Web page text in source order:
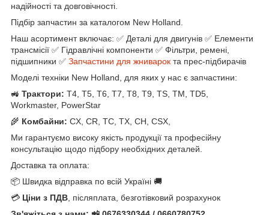
надійності та довговічності.
Підбір запчастин за каталогом New Holland.
Наш асортимент включає: ✅ Деталі для двигунів ✅ Елементи
трансмісії ✅ Гідравлічні компоненти ✅ Фільтри, ремені,
підшипники ✅ Запчастини для жниварок та прес-підбирачів
Моделі техніки New Holland, для яких у нас є запчастини:
🚜 Трактори: T4, T5, T6, T7, T8, T9, TS, TM, TD5,
Workmaster, PowerStar
🌾 Комбайни: CX, CR, TC, TX, CH, CSX,
Ми гарантуємо високу якість продукції та професійну
консультацію щодо підбору необхідних деталей.
Доставка та оплата:
📦 Швидка відправка по всій Україні 🚚
💳 Ціни з ПДВ , післяплата, безготівковий розрахунок